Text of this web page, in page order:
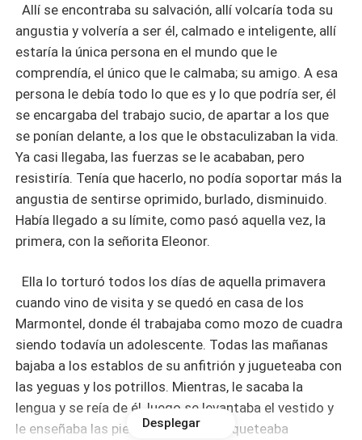
Allí se encontraba su salvación, allí volcaría toda su
angustia y volvería a ser él, calmado e inteligente, allí
estaría la única persona en el mundo que le
comprendía, el único que le calmaba; su amigo. A esa
persona le debía todo lo que es y lo que podría ser, él
se encargaba del trabajo sucio, de apartar a los que
se ponían delante, a los que le obstaculizaban la vida.
Ya casi llegaba, las fuerzas se le acababan, pero
resistiría. Tenía que hacerlo, no podía soportar más la
angustia de sentirse oprimido, burlado, disminuido.
Había llegado a su límite, como pasó aquella vez, la
primera, con la señorita Eleonor.
Ella lo torturó todos los días de aquella primavera
cuando vino de visita y se quedó en casa de los
Marmontel, donde él trabajaba como mozo de cuadra
siendo todavía un adolescente. Todas las mañanas
bajaba a los establos de su anfitrión y jugueteaba con
las yeguas y los potrillos. Mientras, le sacaba la
lengua y se reía de él, luego se levantaba el vestido y
le enseñaba las piernas, hasta se toqueteaba
Desplegar